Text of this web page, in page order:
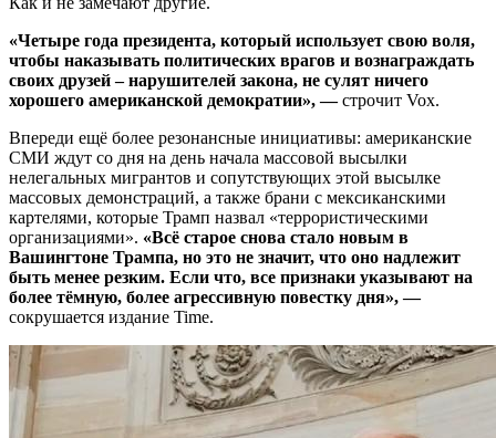
«Четыре года президента, который использует свою воля,
чтобы наказывать политических врагов и вознаграждать
своих друзей – нарушителей закона, не сулят ничего
хорошего американской демократии», —строчит Vox.
Впереди ещё более резонансные инициативы: американские
СМИ ждут со дня на день начала массовой высылки
нелегальных мигрантов и сопутствующих этой высылке
массовых демонстраций, а также брани с мексиканскими
картелями, которые Трамп назвал «террористическими
организациями». «Всё старое снова стало новым в
Вашингтоне Трампа, но это не значит, что оно надлежит
быть менее резким. Если что, все признаки указывают на
более тёмную, более агрессивную повестку дня», —
сокрушается издание Time.